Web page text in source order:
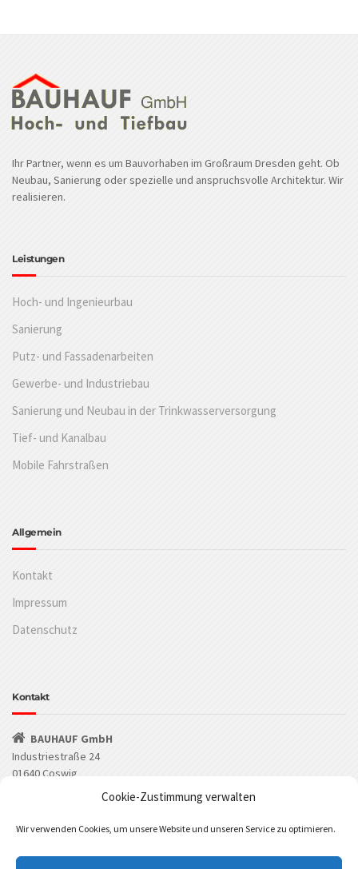
Cookie-Zustimmung verwalten
Wir verwenden Cookies, um unsere Website und unseren Service zu optimieren.
Ihr Partner, wenn es um Bauvorhaben im Großraum Dresden geht. Ob
Neubau, Sanierung oder spezielle und anspruchsvolle Architektur. Wir
realisieren.
Leistungen
Hoch- und Ingenieurbau
Sanierung
Putz- und Fassadenarbeiten
Gewerbe- und Industriebau
Sanierung und Neubau in der Trinkwasserversorgung
Tief- und Kanalbau
Mobile Fahrstraßen
Allgemein
Kontakt
Impressum
Datenschutz
Kontakt
BAUHAUF GmbH
Industriestraße 24
01640 Coswig
(03523) 53549-29
info@bauhauf.de